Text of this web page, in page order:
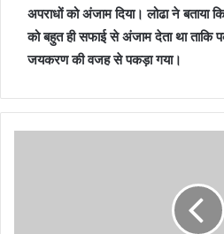
अपराधों को अंजाम दिया। लोढा ने
को बहुत ही सफाई से अंजाम देता था ताकि
जयकरण की वजह से पकड़ा गया।